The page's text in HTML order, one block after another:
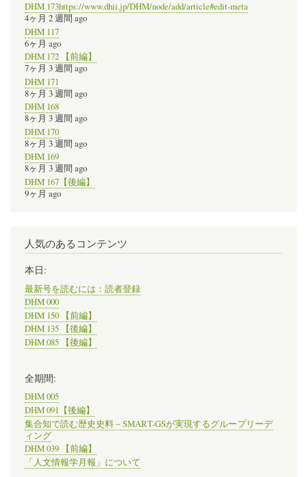
DHM 173https://www.dhii.jp/DHM/node/add/article#edit-meta
4ヶ月 2 週間 ago
DHM 117
6ヶ月 ago
DHM 172 【前編】
7ヶ月 3 週間 ago
DHM 171
8ヶ月 3 週間 ago
DHM 168
8ヶ月 3 週間 ago
DHM 170
8ヶ月 3 週間 ago
DHM 169
8ヶ月 3 週間 ago
DHM 167【後編】
9ヶ月 ago
人気のあるコンテンツ
本日:
最新号を読むには：読者登録
DHM 000
DHM 150 【前編】
DHM 135 【後編】
DHM 085 【後編】
全期間:
DHM 005
DHM 091【後編】
集合知で読む歴史史料－SMART-GSが実現するグループリーデ
ィング
DHM 039 【前編】
「人文情報学月報」について